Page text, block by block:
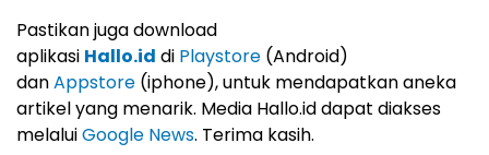
Pastikan juga download
aplikasi Hallo.id di Playstore (Android)
danAppstore (iphone), untuk mendapatkan aneka
artikel yang menarik. Media Hallo.id dapat diakses
melaluiGoogle News. Terima kasih.